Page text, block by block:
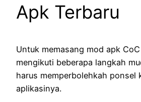
Apk Terbaru
Untuk memasang mod apk
mengikuti beberapa langkah
harus memperbolehkah ponsel
aplikasinya.